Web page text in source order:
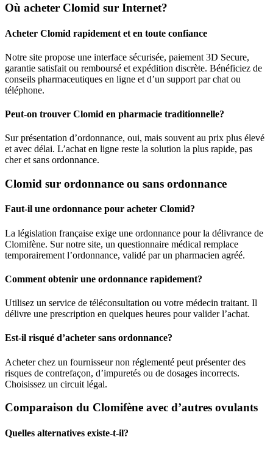
Où acheter Clomid sur Internet?
Acheter Clomid rapidement et en toute confiance
Notre site propose une interface sécurisée, paiement 3D Secure,
garantie satisfait ou remboursé et expédition discrète. Bénéficiez de
conseils pharmaceutiques en ligne et d’un support par chat ou
téléphone.
Peut-on trouver Clomid en pharmacie traditionnelle?
Sur présentation d’ordonnance, oui, mais souvent au prix plus élevé
et avec délai. L’achat en ligne reste la solution la plus rapide, pas
cher et sans ordonnance.
Clomid sur ordonnance ou sans ordonnance
Faut-il une ordonnance pour acheter Clomid?
La législation française exige une ordonnance pour la délivrance de
Clomifène. Sur notre site, un questionnaire médical remplace
temporairement l’ordonnance, validé par un pharmacien agréé.
Comment obtenir une ordonnance rapidement?
Utilisez un service de téléconsultation ou votre médecin traitant. Il
délivre une prescription en quelques heures pour valider l’achat.
Est-il risqué d’acheter sans ordonnance?
Acheter chez un fournisseur non réglementé peut présenter des
risques de contrefaçon, d’impuretés ou de dosages incorrects.
Choisissez un circuit légal.
Comparaison du Clomifène avec d’autres ovulants
Quelles alternatives existe-t-il?